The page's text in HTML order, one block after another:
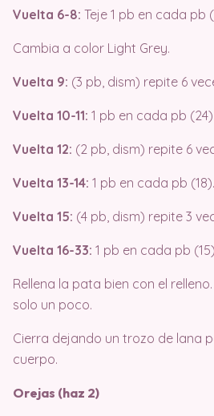
Vuelta 6-8: Teje 1 pb en cada pb
Cambia a color Light Grey.
Vuelta 9: (3 pb, dism) repite 6
Vuelta 10-11: 1 pb en cada pb
Vuelta 12: (2 pb, dism) repite 6
Vuelta 13-14: 1 pb en cada pb (18).
Vuelta 15: (4 pb, dism) repite 3
Vuelta 16-33: 1 pb en cada pb
Rellena la pata bien con el
solo un poco.
Cierra dejando un trozo de lana
cuerpo.
Orejas (haz 2)